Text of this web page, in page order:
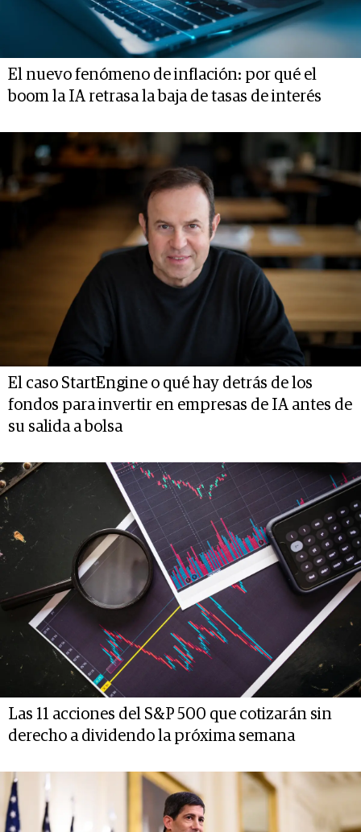
El nuevo fenómeno de inflación: por qué el
boom la IA retrasa la baja de tasas de interés
El caso StartEngine o qué hay detrás de los
fondos para invertir en empresas de IA antes de
su salida a bolsa
Las 11 acciones del S&P 500 que cotizarán sin
derecho a dividendo la próxima semana